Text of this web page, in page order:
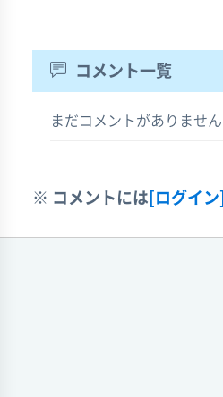
コメント一覧
まだコメントがありません
※ コメントには [ログイン]